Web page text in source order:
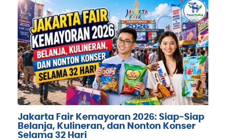
Jakarta Fair Kemayoran 2026: Siap-Siap
Belanja, Kulineran, dan Nonton Konser
Selama 32 Hari